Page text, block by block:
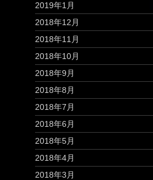
2019年1月
2018年12月
2018年11月
2018年10月
2018年9月
2018年8月
2018年7月
2018年6月
2018年5月
2018年4月
2018年3月